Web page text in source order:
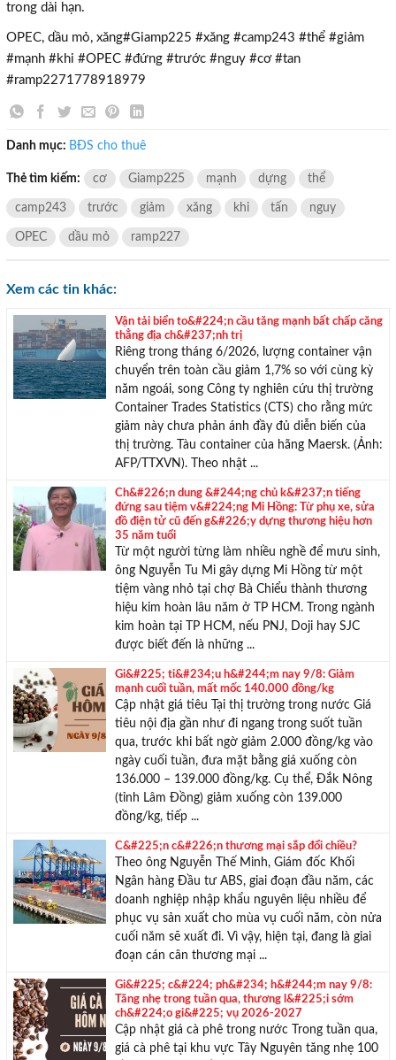
trong dài hạn.
OPEC, dầu mỏ, xăng#Giamp225 #xăng #camp243 #thể #giảm
#mạnh #khi #OPEC #đứng #trước #nguy #cơ #tan
#ramp2271778918979
Danh mục: BĐS cho thuê
Thẻ tìm kiếm: cơ Giamp225 mạnh dựng thể
camp243 trước giảm xăng khi tấn nguy
OPEC dầu mỏ ramp227
Xem các tin khác:
Vận tải biển to&#224;n cầu tăng mạnh bất chấp căng
thẳng địa ch&#237;nh trị
Riêng trong tháng 6/2026, lượng container vận
chuyển trên toàn cầu giảm 1,7% so với cùng kỳ
năm ngoái, song Công ty nghiên cứu thị trường
Container Trades Statistics (CTS) cho rằng mức
giảm này chưa phản ánh đầy đủ diễn biến của
thị trường. Tàu container của hãng Maersk. (Ảnh:
AFP/TTXVN). Theo nhật ...
Ch&#226;n dung &#244;ng chủ k&#237;n tiếng
đứng sau tiệm v&#224;ng Mi Hồng: Từ phụ xe, sửa
đồ điện tử cũ đến g&#226;y dựng thương hiệu hơn
35 năm tuổi
Từ một người từng làm nhiều nghề để mưu sinh,
ông Nguyễn Tu Mi gây dựng Mi Hồng từ một
tiệm vàng nhỏ tại chợ Bà Chiểu thành thương
hiệu kim hoàn lâu năm ở TP HCM. Trong ngành
kim hoàn tại TP HCM, nếu PNJ, Doji hay SJC
được biết đến là những ...
Gi&#225; ti&#234;u h&#244;m nay 9/8: Giảm
mạnh cuối tuần, mất mốc 140.000 đồng/kg
Cập nhật giá tiêu Tại thị trường trong nước Giá
tiêu nội địa gần như đi ngang trong suốt tuần
qua, trước khi bất ngờ giảm 2.000 đồng/kg vào
ngày cuối tuần, đưa mặt bằng giá xuống còn
136.000 – 139.000 đồng/kg. Cụ thể, Đắk Nông
(tỉnh Lâm Đồng) giảm xuống còn 139.000
đồng/kg, tiếp ...
C&#225;n c&#226;n thương mại sắp đổi chiều?
Theo ông Nguyễn Thế Minh, Giám đốc Khối
Ngân hàng Đầu tư ABS, giai đoạn đầu năm, các
doanh nghiệp nhập khẩu nguyên liệu nhiều để
phục vụ sản xuất cho mùa vụ cuối năm, còn nửa
cuối năm sẽ xuất đi. Vì vậy, hiện tại, đang là giai
đoạn cán cân thương mại ...
Gi&#225; c&#224; ph&#234; h&#244;m nay 9/8:
Tăng nhẹ trong tuần qua, thương l&#225;i sớm
ch&#224;o gi&#225; vụ 2026-2027
Cập nhật giá cà phê trong nước Trong tuần qua,
giá cà phê tại khu vực Tây Nguyên tăng nhẹ 100